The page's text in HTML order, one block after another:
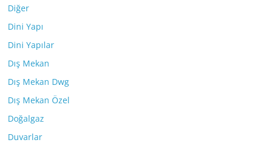
Diğer
Dini Yapı
Dini Yapılar
Dış Mekan
Dış Mekan Dwg
Dış Mekan Özel
Doğalgaz
Duvarlar